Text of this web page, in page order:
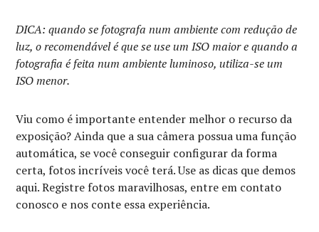
DICA: quando se fotografa num ambiente com redução de
luz, o recomendável é que se use um ISO maior e quando a
fotografia é feita num ambiente luminoso, utiliza-se um
ISO menor.
Viu como é importante entender melhor o recurso da
exposição? Ainda que a sua câmera possua uma função
automática, se você conseguir configurar da forma
certa, fotos incríveis você terá. Use as dicas que demos
aqui. Registre fotos maravilhosas, entre em contato
conosco e nos conte essa experiência.